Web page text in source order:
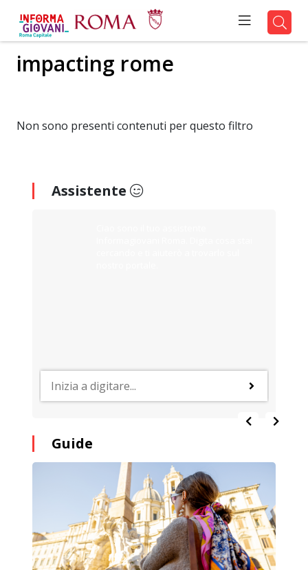
impacting rome
Non sono presenti contenuti per questo filtro
Assistente
Guide